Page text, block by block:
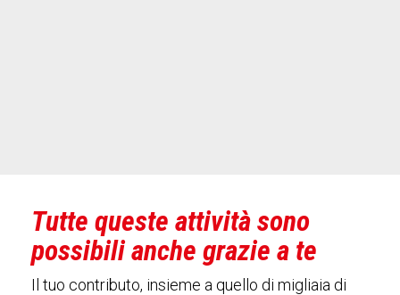
Tutte queste attività sono
possibili anche grazie a te
Il tuo contributo, insieme a quello di migliaia di